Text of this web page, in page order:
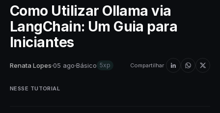
Como Utilizar Ollama via
LangChain: Um Guia para
Iniciantes
Renata Lopes 05 ago Básico 5xp Compartilhar
NESSE TUTORIAL